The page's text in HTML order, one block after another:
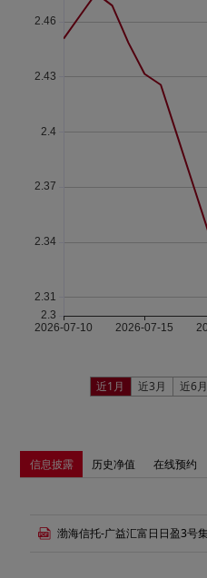
近1月 近3月 近6月
信息披露 历史净值 在线预约